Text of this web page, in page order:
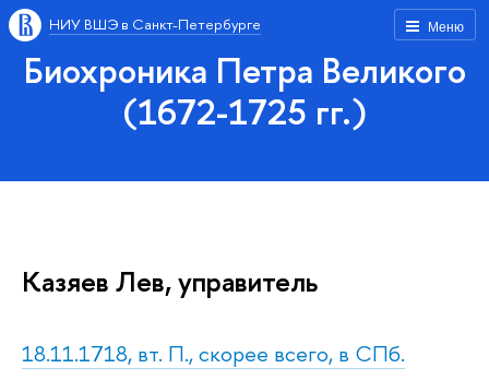
Меню
НИУ ВШЭ в Санкт-Петербурге
Биохроника Петра Великого
(1672-1725 гг.)
Казяев Лев, управитель
18.11.1718, вт. П., скорее всего, в СПб.